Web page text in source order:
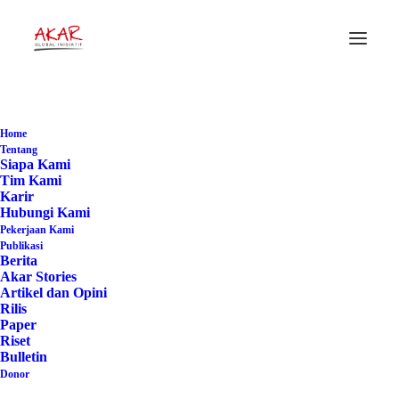
Home
Tentang
Siapa Kami
Tim Kami
Karir
Hubungi Kami
Pekerjaan Kami
Publikasi
Berita
Akar Stories
Artikel dan Opini
Rilis
Paper
Riset
Bulletin
Donor
Home